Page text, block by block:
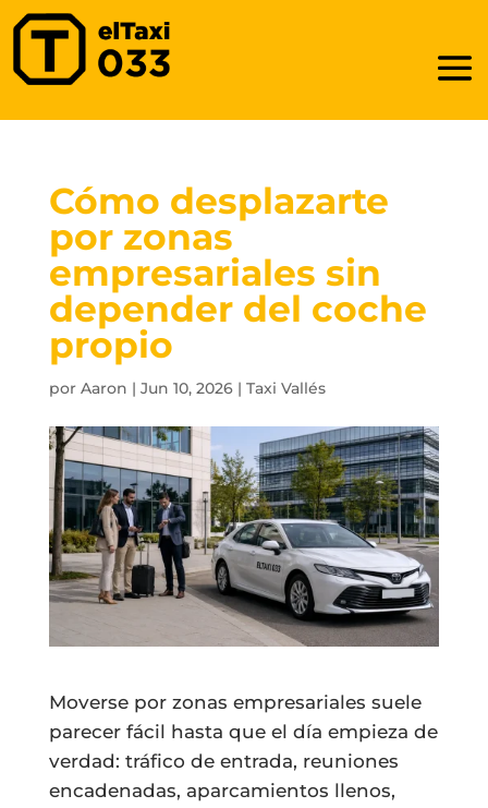
Cómo desplazarte
por zonas
empresariales sin
depender del coche
propio
por Aaron | Jun 10, 2026| Taxi Vallés
Moverse por zonas empresariales suele
parecer fácil hasta que el día empieza de
verdad: tráfico de entrada, reuniones
encadenadas, aparcamientos llenos,